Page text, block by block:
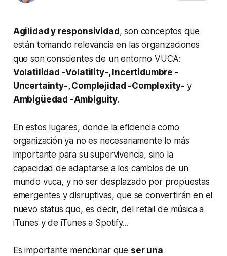
Agilidad y responsividad, son conceptos que
están tomando relevancia en las organizaciones
que son conscientes de un entorno VUCA:
Volatilidad -Volatility-, Incertidumbre -
Uncertainty-, Complejidad -Complexity- y
Ambigüedad -Ambiguity.
En estos lugares, donde la eficiencia como
organización ya no es necesariamente lo más
importante para su supervivencia, sino la
capacidad de adaptarse a los cambios de un
mundo vuca, y no ser desplazado por propuestas
emergentes y disruptivas, que se convertirán en el
nuevo status quo, es decir, del retail de música a
iTunes y de iTunes a Spotify...
Es importante mencionar que ser una